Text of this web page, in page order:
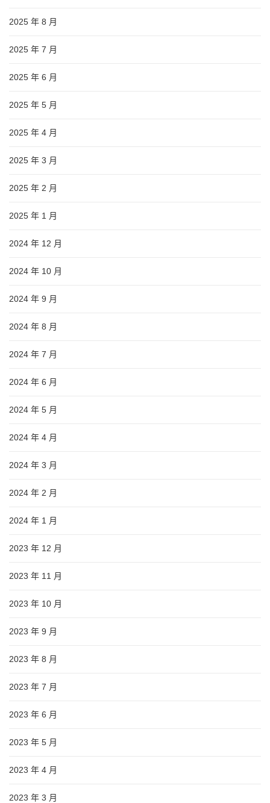
2025 年 8 月
2025 年 7 月
2025 年 6 月
2025 年 5 月
2025 年 4 月
2025 年 3 月
2025 年 2 月
2025 年 1 月
2024 年 12 月
2024 年 10 月
2024 年 9 月
2024 年 8 月
2024 年 7 月
2024 年 6 月
2024 年 5 月
2024 年 4 月
2024 年 3 月
2024 年 2 月
2024 年 1 月
2023 年 12 月
2023 年 11 月
2023 年 10 月
2023 年 9 月
2023 年 8 月
2023 年 7 月
2023 年 6 月
2023 年 5 月
2023 年 4 月
2023 年 3 月